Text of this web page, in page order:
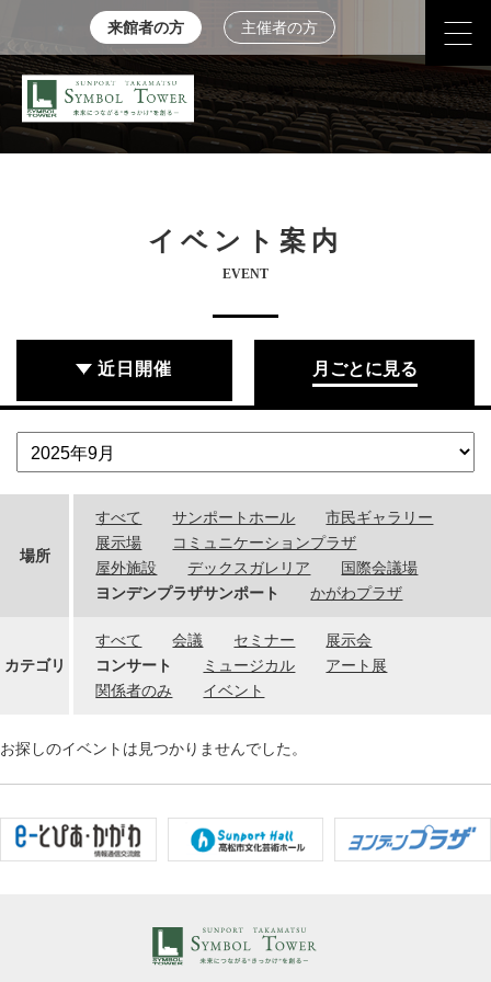
来館者の方 主催者の方
イベント案内
EVENT
近日開催 月ごとに見る
場所
すべて サンポートホール
市民ギャラリー
展示場
コミュニケーションプラザ
屋外施設
デックスガレリア
国際会議場
ヨンデンプラザサンポート
かがわプラザ
カテゴリ
すべて 会議 セミナー
展示会
コンサート
ミュージカル
アート展
関係者のみ
イベント
お探しのイベントは見つかりませんでした。